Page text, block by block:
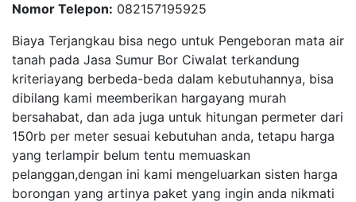
Nomor Telepon: 082157195925
Biaya Terjangkau bisa nego untuk Pengeboran mata air
tanah pada Jasa Sumur Bor Ciwalat terkandung
kriteriayang berbeda-beda dalam kebutuhannya, bisa
dibilang kami meemberikan hargayang murah
bersahabat, dan ada juga untuk hitungan permeter dari
150rb per meter sesuai kebutuhan anda, tetapu harga
yang terlampir belum tentu memuaskan
pelanggan,dengan ini kami mengeluarkan sisten harga
borongan yang artinya paket yang ingin anda nikmati